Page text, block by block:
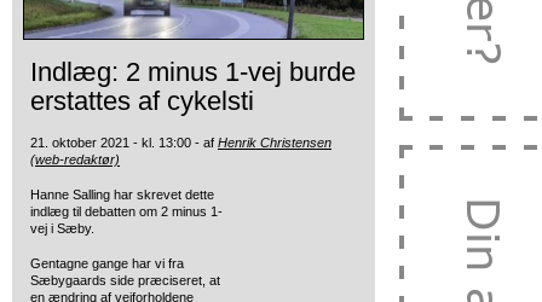
Indlæg: 2 minus 1-vej burde
erstattes af cykelsti
21. oktober 2021 - kl. 13:00 - af Henrik Christensen
(web-redaktør)
Hanne Salling har skrevet dette
indlæg til debatten om 2 minus 1-
vej i Sæby.
Gentagne gange har vi fra
Sæbygaards side præciseret, at
en ændring af vejforholdene